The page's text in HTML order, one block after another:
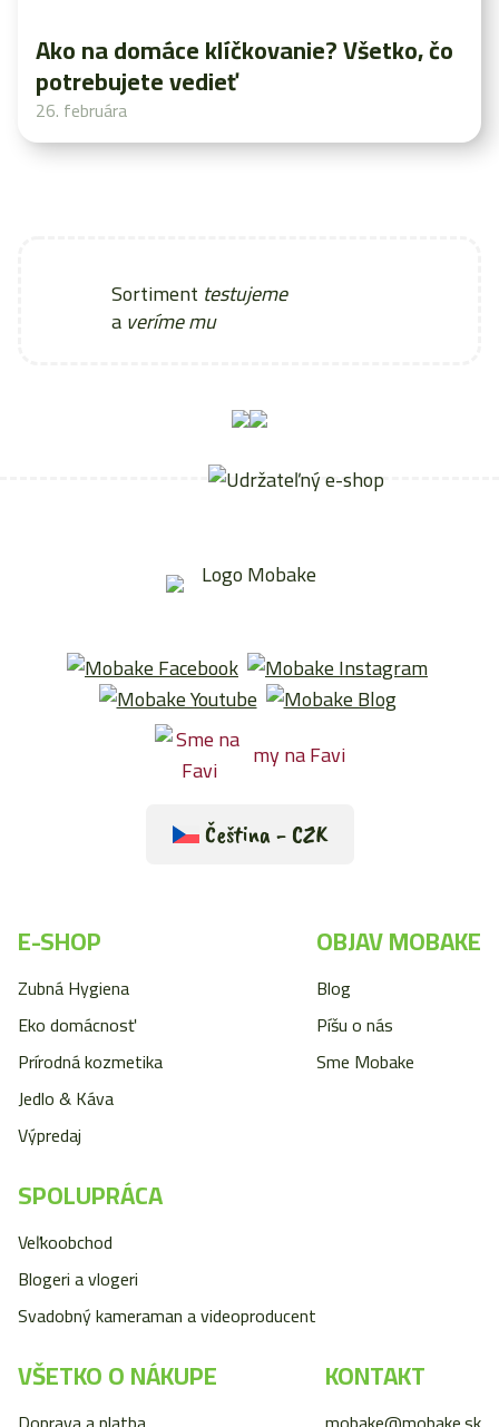
Ako na domáce klíčkovanie? Všetko, čo
potrebujete vedieť
26. februára
Sortiment testujeme
averíme mu
my na Favi
Čeština - CZK
E-SHOP
Zubná Hygiena
Eko domácnosť
Prírodná kozmetika
Jedlo & Káva
Výpredaj
OBJAV MOBAKE
Blog
Píšu o nás
Sme Mobake
SPOLUPRÁCA
Veľkoobchod
Blogeri a vlogeri
Svadobný kameraman a videoproducent
VŠETKO O NÁKUPE KONTAKT